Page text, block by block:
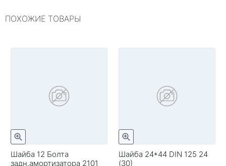
ПОХОЖИЕ ТОВАРЫ
Шайба 12 Болта
задн.амортизатора 2101
Шайба 24*44 DIN 125 24
(30)